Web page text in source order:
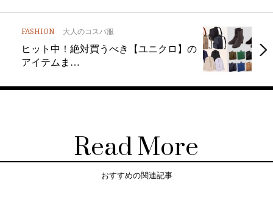
FASHION 大人のコスパ服
ヒット中！絶対買うべき【ユニクロ】の
アイテムま…
Read More
おすすめの関連記事